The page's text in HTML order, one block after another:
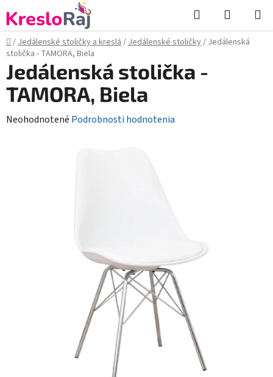
na
obsah
Hľadať
KOŠÍK
Domov
/Jedálenské stoličky a kreslá/Jedálenské stoličky/ Jedálenská
stolička - TAMORA, Biela
Jedálenská stolička -
TAMORA, Biela
Priemerné
Neohodnotené Podrobnosti hodnotenia